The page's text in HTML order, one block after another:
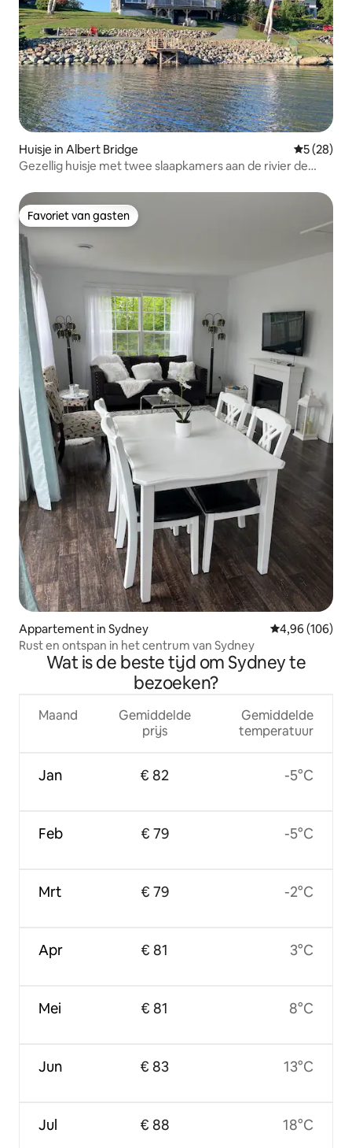
Huisje in Albert Bridge
5 (28)
Gezellig huisje met twee slaapkamers aan de rivier de
Favoriet van gasten
Favoriet van gasten
Appartement in Sydney Gemiddelde
4,96 (106)
Rust en ontspan in het centrum van Sydney
Wat is de beste tijd om Sydney te
bezoeken?
Maand
Jan
Feb
Mrt
Apr
Mei
Jun
Jul
Gemiddelde
prijs
€ 82
€ 79
€ 79
€ 81
€ 81
€ 83
€ 88
Gemiddelde
temperatuur
-5°C
-5°C
-2°C
3°C
8°C
13°C
18°C